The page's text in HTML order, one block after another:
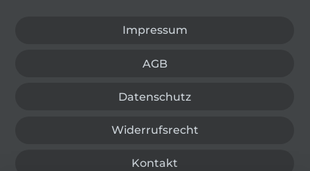
Impressum
AGB
Datenschutz
Widerrufsrecht
Kontakt